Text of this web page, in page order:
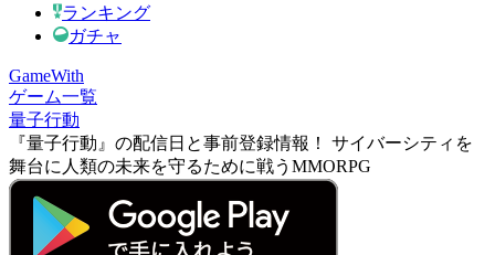
ランキング
ガチャ
GameWith
ゲーム一覧
量子行動
『量子行動』の配信日と事前登録情報！ サイバーシティを
舞台に人類の未来を守るために戦うMMORPG